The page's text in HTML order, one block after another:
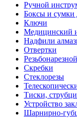
Ручной
Боксы и сумки
Ключи
Медицинский
Надфили
Отвертки
Скребки
Стеклорезы
Тиски,
Устройство
Шарнирно-